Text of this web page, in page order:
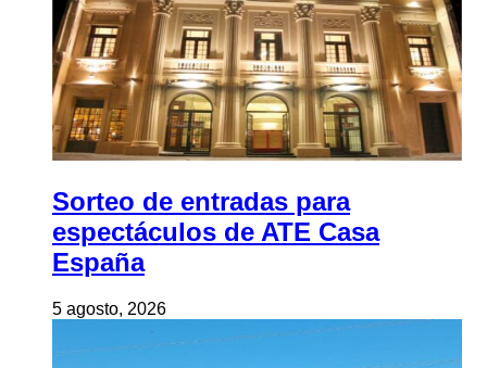
Sorteo de entradas para
espectáculos de ATE Casa
España
5 agosto, 2026